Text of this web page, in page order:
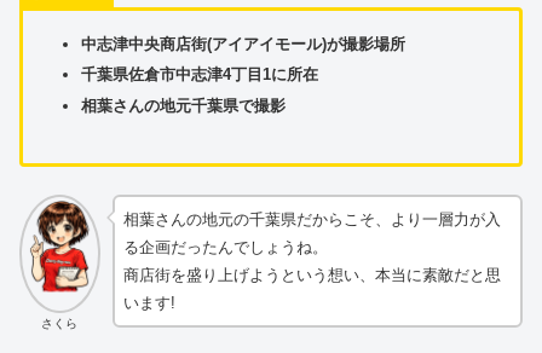
中志津中央商店街(アイアイモール)が撮影場所
千葉県佐倉市中志津4丁目1に所在
相葉さんの地元千葉県で撮影
さくら
相葉さんの地元の千葉県だからこそ、より一層力が入
る企画だったんでしょうね。
商店街を盛り上げようという想い、本当に素敵だと思
います!